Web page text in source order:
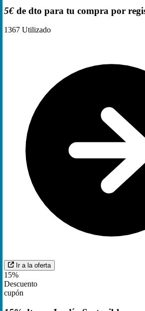
5€ de dto para tu compra por
1367 Utilizado
Ir a la oferta
15%
Descuento
cupón